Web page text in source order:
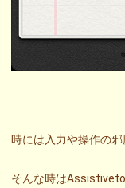
時には入力や操作の邪
そんな時は